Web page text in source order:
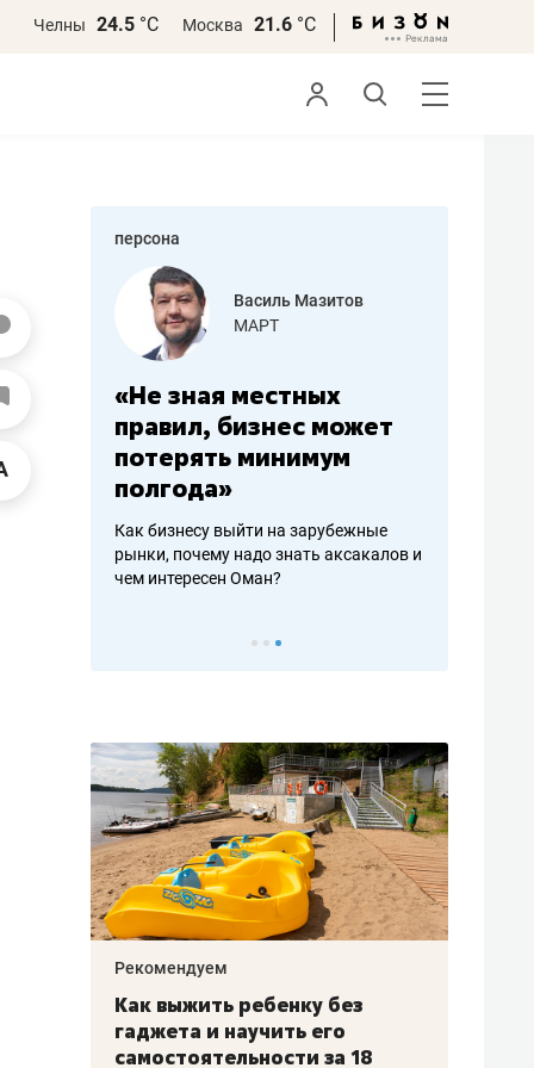
Челны 24.5 °С Москва 21.6 °С
персона
работа
Василь Мазитов
МАРТ
«Не зная местных
правил, бизнес может
потерять минимум
полгода»
Как бизнесу выйти на зарубежные
рынки, почему надо знать аксакалов и
чем интересен Оман?
Рекомендуем
Как выжить ребенку без
гаджета и научить его
самостоятельности за 18